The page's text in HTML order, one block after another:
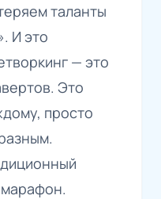
таланты
И это
— это
Это
просто